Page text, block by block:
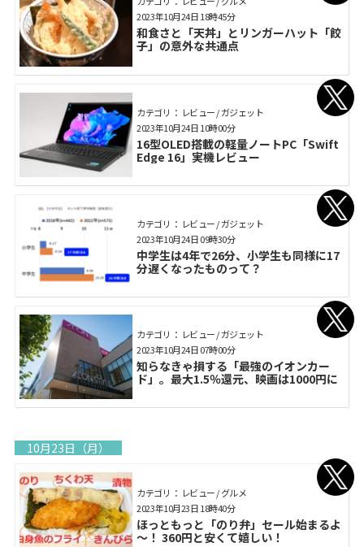
和食さと「天丼」とリンガーハット「餃
子」の意外な共通点
2023年10月24日 18時45分
カテゴリ： レビュー / ガジェット
16型OLED搭載の軽量ノートPC「Swift
Edge 16」実機レビュー
2023年10月24日 10時00分
カテゴリ： レビュー / ガジェット
中学生は4年で26分、小学生も同様に17
分遅くなったものって？
2023年10月24日 09時30分
カテゴリ： レビュー / ガジェット
知らなきゃ損する「最強のイオンカー
ド」。最大1.5％還元、映画は1000円に
2023年10月24日 07時00分
10月23日（月）
カテゴリ： レビュー / グルメ
ほっともっと「のり弁」セール始まるよ
～！ 360円と安くて嬉しい！
2023年10月23日 18時40分